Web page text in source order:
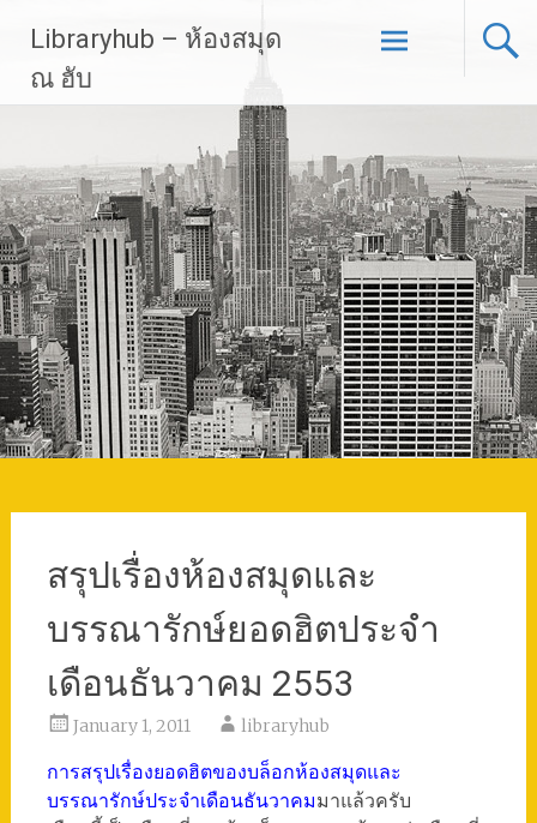
content
Libraryhub – ห้องสมุด
ณ ฮับ
สรุปเรื่องห้องสมุดและ
บรรณารักษ์ยอดฮิตประจำ
เดือนธันวาคม 2553
January 1, 2011 libraryhub
การสรุปเรื่องยอดฮิตของบล็อกห้องสมุดและ
บรรณารักษ์ประจำเดือนธันวาคมมาแล้วครับ